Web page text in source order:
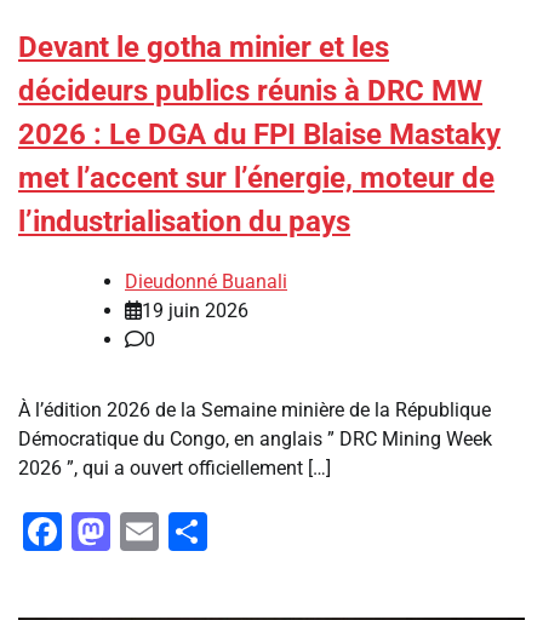
Devant le gotha minier et les
décideurs publics réunis à DRC MW
2026 : ‎Le DGA du FPI Blaise Mastaky
met l’accent sur l’énergie, moteur de
l’industrialisation du pays
Dieudonné Buanali
19 juin 2026
0
‎À l’édition 2026 de la Semaine minière de la République
Démocratique du Congo, en anglais ” DRC Mining Week
2026 ”, qui a ouvert officiellement […]
Facebook
Mastodon
Email